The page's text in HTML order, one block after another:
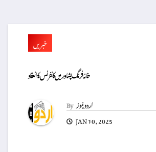
خبریں
خانہ فرنگ پشاور میں کانفرنس کا انعقاد
Byاردو نیوز
JAN 10, 2025